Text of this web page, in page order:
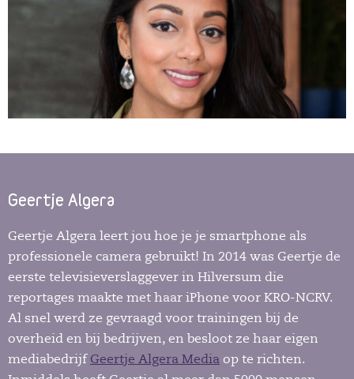
Geertje Algera
Geertje Algera leert jou hoe je je smartphone als
professionele camera gebruikt! In 2014 was Geertje de
eerste televisieverslaggever in Hilversum die
reportages maakte met haar iPhone voor KRO-NCRV.
Al snel werd ze gevraagd voor trainingen bij de
overheid en bij bedrijven, en besloot ze haar eigen
mediabedrijf Geertje Algera Media op te richten.